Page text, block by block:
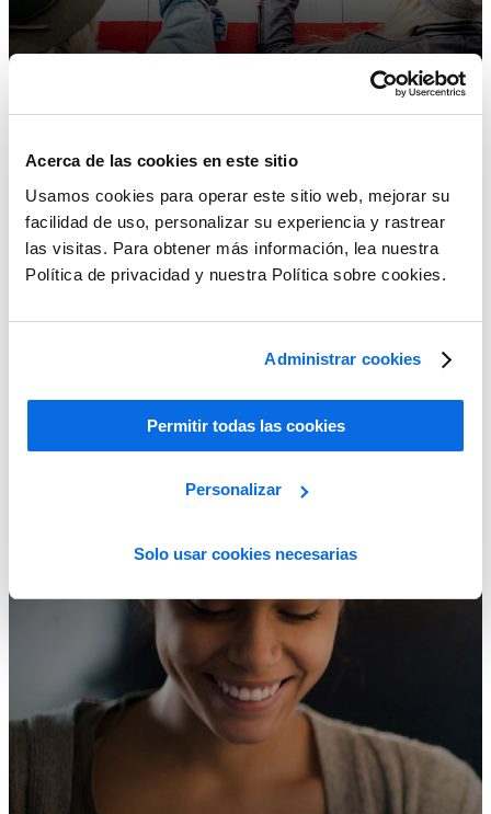
Acerca de las cookies en este sitio
Usamos cookies para operar este sitio web, mejorar su
facilidad de uso, personalizar su experiencia y rastrear
las visitas. Para obtener más información, lea nuestra
Política de privacidad y nuestra Política sobre cookies.
Administrar cookies
Permitir todas las cookies
Personalizar
Solo usar cookies necesarias
Learn More